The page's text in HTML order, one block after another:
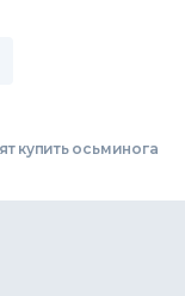
купить осьминога